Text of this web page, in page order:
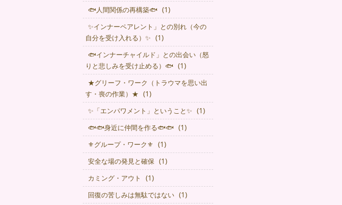
🐟人間関係の再構築🐟 (1)
✨インナーペアレント」との別れ（今の
自分を受け入れる）✨ (1)
🐟インナーチャイルド」との出会い（怒
りと悲しみを受け止める）🐟 (1)
★グリーフ・ワーク（トラウマを思い出
す・喪の作業）★ (1)
✨「エンパワメント」ということ✨ (1)
🐟🐟身近に仲間を作る🐟🐟 (1)
⚜グループ・ワーク⚜ (1)
安全な場の発見と確保 (1)
カミング・アウト (1)
回復の苦しみは無駄ではない (1)